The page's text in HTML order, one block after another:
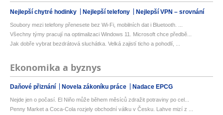
Nejlepší chytré hodinky Nejlepší telefony Nejlepší VPN – srovnání
Soubory mezi telefony přenesete bez Wi-Fi, mobilních dat i Bluetooth. ...
Všechny týmy pracují na optimalizaci Windows 11. Microsoft chce předbě...
Jak dobře vybrat bezdrátová sluchátka. Velká zajistí ticho a pohodlí, ...
Ekonomika a byznys
Daňové přiznání Novela zákoníku práce Nadace EPCG
Nejde jen o počasí. El Niňo může během měsíců zdražit potraviny po cel...
Penny Market a Coca-Cola rozjely obchodní válku v Česku. Lahve mizí z ...